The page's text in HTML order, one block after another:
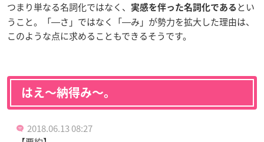
つまり単なる名詞化ではなく、 実感を伴った名詞化である とい
うこと。「―さ」ではなく「―み」が勢力を拡大した理由は、
このような点に求めることもできるそうです。
はえ〜納得み〜。
2018.06.13 08:27